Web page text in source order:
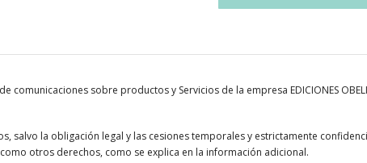
comunicaciones sobre productos y Servicios de la empresa EDICIONES
salvo la obligación legal y las cesiones temporales y estrictamente
otros derechos, como se explica en la información adicional.